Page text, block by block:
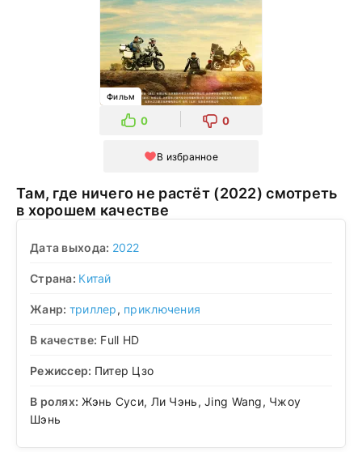
Фильм
0 0
В избранное
Там, где ничего не растёт (2022) смотреть
в хорошем качестве
Дата выхода: 2022
Страна: Китай
Жанр: триллер, приключения
В качестве: Full HD
Режиссер: Питер Цзо
В ролях: Жэнь Суси, Ли Чэнь, Jing Wang, Чжоу
Шэнь